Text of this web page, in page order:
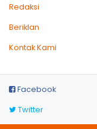
Redaksi
Beriklan
Kontak Kami
Facebook
Twitter